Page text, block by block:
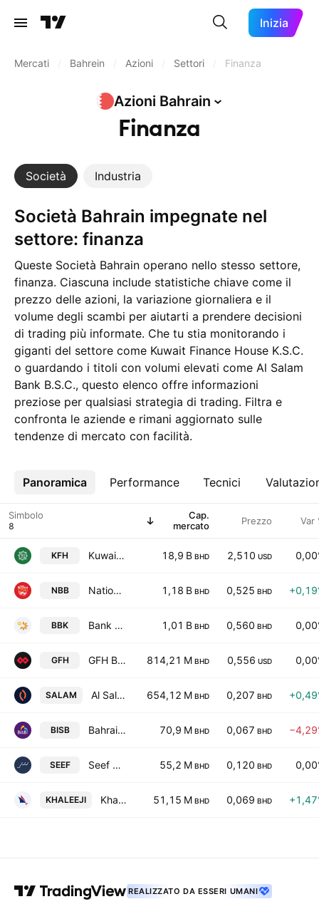
Inizia
Mercati Bahrein Azioni Settori Finanza
Azioni Bahrain
Finanza
Società Industria
Società Bahrain impegnate nel
settore: finanza
Queste Società Bahrain operano nello stesso settore,
finanza. Ciascuna include statistiche chiave come il
prezzo delle azioni, la variazione giornaliera e il
volume degli scambi per aiutarti a prendere decisioni
di trading più informate. Che tu stia monitorando i
giganti del settore come Kuwait Finance House K.S.C.
o guardando i titoli con volumi elevati come Al Salam
Bank B.S.C., questo elenco offre informazioni
preziose per qualsiasi strategia di trading. Filtra e
confronta le aziende e rimani aggiornato sulle
tendenze di mercato con facilità.
Panoramica Performance Tecnici
Altro
Simbolo
Cap.
mercato
Prezzo Var
KFH Kuwait Finance House K.S.C. 18,9 B BHD 2,510 USD
NBB National Bank of Bahrain BSC 1,18 B BHD 0,525 BHD
BBK Bank of Bahrain and Kuwait B.S.C. 1,01 B BHD 0,560 BHD
GFH GFH Bank B.S.C. 814,21 M BHD 0,556 USD
SALAM Al Salam Bank B.S.C. 654,12 M BHD 0,207 BHD
BISB Bahrain Islamic Bank B S C 70,9 M BHD 0,067 BHD
SEEF Seef Properties B.S.C 55,2 M BHD 0,120 BHD
KHALEEJI Khaleeji Bank B.S.C. 51,15 M BHD 0,069 BHD
REALIZZATO DA ESSERI UMANI